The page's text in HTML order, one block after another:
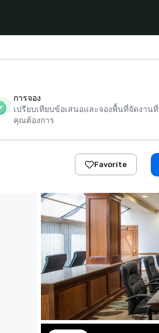
การจอง
เปรียบเทียบข้อเสนอและจองพื้นที่จัดงานที่
คุณต้องการ
Favorite